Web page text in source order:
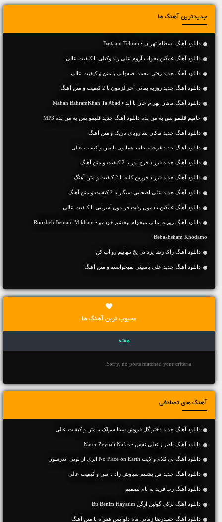
جدیدترین آهنگ ها
دانلود آهنگ بسطام تهران • Bastaam Tehran
دانلود آهنگ غمگین بخواب آروم علی زند وکیلی با کیفیت عالی
دانلود آهنگ جديد رفتن محمد اصفهانی با متن و کیفیت عالی
دانلود آهنگ جديد روزبه بمانی آخرالزمون با 2 کیفیت و متن آهنگ
دانلود آهنگ ماهان بهرام خان تا ابد • Mahan BahramKhan Ta Abad
حامیم قلبمو پس به من بده دانلود آهنگ جدید قلبمو پس به من بده MP3
دانلود آهنگ جديد ماکان بند رویای تاریک و متن آهنگ
دانلود آهنگ جديد فرشته حامد همایون با متن و کیفیت عالی
دانلود آهنگ جديد فرزاد فرخ نور با 2 کیفیت و متن آهنگ
دانلود آهنگ جديد فرزاد فرزین کلبه با 2 کیفیت و متن آهنگ
دانلود آهنگ جديد علی اصحابی سیگار با 2 کیفیت و متن آهنگ
دانلود آهنگ غمگین یادمون رفت فریدون آسرایی با کیفیت عالی
دانلود آهنگ روزبه بمانی میخوام ببخشم خودمو • Roozbeh Bemani Mikham
Bebakhsham Khodamo
دانلود آهنگ راک رضا یزدانی یخ تنهاییم رو آب کن
دانلود آهنگ جديد علی یاسینی نمیخواستم و متن آهنگ
محبوب ترین آهنگ ها
هفته
Sorry, no posts matched your criteria.
آهنگ های تصادفی
دانلود آهنگ جديد دختر گل فروش سینا سرلک با متن و کیفیت عالی
دانلود آهنگ ناصر زینعلی نفس • Naser Zeynali Nafas
دانلود آهنگ بی کلام و لایت No Place on Earth اثری از تونی اندرسون
دانلود آهنگ جديد من پشتتم سیاوش راد با متن و کیفیت عالی
دانلود آهنگ رپ فرید به نام تصمیم
دانلود آهنگ ترکی گولبن ارگن Bu Benim Hayatim
دانلود آهنگ حمیدرضا زمانی ماه دلواپس همراه با متن آهنگ